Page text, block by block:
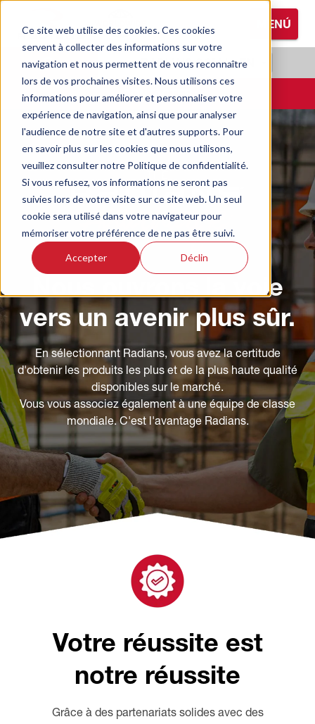
Ce site web utilise des cookies. Ces cookies
servent à collecter des informations sur votre
navigation et nous permettent de vous reconnaître
lors de vos prochaines visites. Nous utilisons ces
informations pour améliorer et personnaliser votre
expérience de navigation, ainsi que pour analyser
l'audience de notre site et d'autres supports. Pour
en savoir plus sur les cookies que nous utilisons,
veuillez consulter notre Politique de confidentialité.
Si vous refusez, vos informations ne seront pas
suivies lors de votre visite sur ce site web. Un seul
cookie sera utilisé dans votre navigateur pour
mémoriser votre préférence de ne pas être suivi.
Accepter Déclin
i
n
c
i
p
a
l
MENÚ
RADIANS.COM| EN
CONTACTER
Nous ouvrons la voie
vers un avenir plus sûr.
En sélectionnant Radians, vous avez la certitude
d'obtenir les produits les plus et de la plus haute qualité
disponibles sur le marché.
Vous vous associez également à une équipe de classe
mondiale. C'est l'avantage Radians.
Votre réussite est
notre réussite
Grâce à des partenariats solides avec des
Parcourir tous de protection des mains
Gants enduits
Gants pour températures froides
Gants en cuir
Gants de performance
Parcourir toutes les protections auditives
Casques antibruit
Bouchons d'oreille
Parcourir toutes les lunettes de
protection
Lunettes
Lunettes de protection